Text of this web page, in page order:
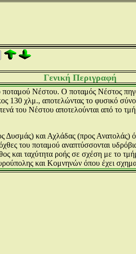
Γενική Περιγραφή
Νέστου. Ο ποταμός Νέστος
130 χλμ., αποτελώντας το φυσικό
του Νέστου αποτελούνται από το
και Αχλάδας (προς Ανατολάς)
του ποταμού αναπτύσσονται
και ταχύτητα ροής σε σχέση με το
και Κομνηνών όπου έχει